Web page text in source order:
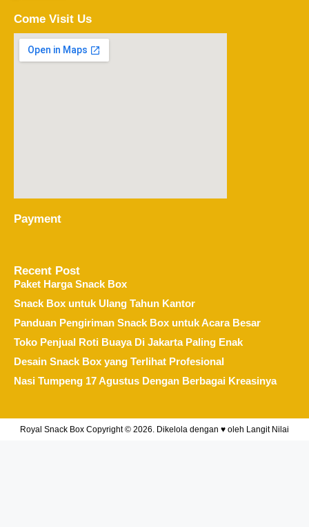
Come Visit Us
Payment
Recent Post
Paket Harga Snack Box
Snack Box untuk Ulang Tahun Kantor
Panduan Pengiriman Snack Box untuk Acara Besar
Toko Penjual Roti Buaya Di Jakarta Paling Enak
Desain Snack Box yang Terlihat Profesional
Nasi Tumpeng 17 Agustus Dengan Berbagai Kreasinya
Royal Snack Box Copyright © 2026. Dikelola dengan ♥ oleh Langit Nilai